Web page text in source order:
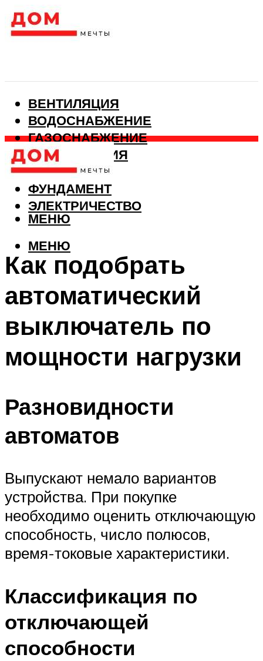
ВЕНТИЛЯЦИЯ
ВОДОСНАБЖЕНИЕ
ГАЗОСНАБЖЕНИЕ
КАНАЛИЗАЦИЯ
ОТОПЛЕНИЕ
ФУНДАМЕНТ
ЭЛЕКТРИЧЕСТВО
МЕНЮ
МЕНЮ
Как подобрать
автоматический
выключатель по
мощности нагрузки
Разновидности
автоматов
Выпускают немало вариантов
устройства. При покупке
необходимо оценить отключающую
способность, число полюсов,
время-токовые характеристики.
Классификация по
отключающей
способности